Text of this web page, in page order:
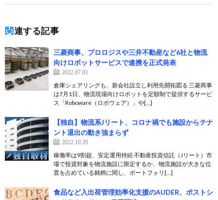
関連する記事
三菱商事、プロロジスや三井不動産など6社と物流
向けロボットサービスで連携を正式発表
2022.07.01
倉庫シェアリングも、新会社設立し利用先開拓図る 三菱商事
は7月1日、物流現場向けロボットを定額制で提供するサービ
ス「Roboware（ロボウェア）」や[…]
【独自】物流系Jリート、コロナ禍でも施設からテナ
ント退出の動き強まらず
2022.10.20
稼働率は9割超、安定運用持続 不動産投資信託（Jリート）市
場で投資対象を物流施設に限定するか、物流施設が大きな位
置を占めている銘柄に関し、ポートフォリ[…]
食品など入出荷管理効率化支援のAUDER、ポストシ